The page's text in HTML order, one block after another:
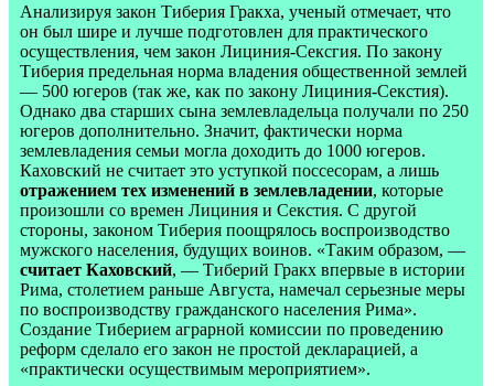
Анализируя закон Тиберия Гракха, ученый отмечает, что
он был шире и лучше подготовлен для практического
осуществления, чем закон Лициния-Сексгия. По закону
Тиберия предельная норма владения общественной землей
— 500 югеров (так же, как по закону Лициния-Секстия).
Однако два старших сына землевладельца получали по 250
югеров дополнительно. Значит, фактически норма
землевладения семьи могла доходить до 1000 югеров.
Каховский не считает это уступкой поссесорам, а лишь
отражением тех изменений в землевладении, которые
произошли со времен Лициния и Секстия. С другой
стороны, законом Тиберия поощрялось воспроизводство
мужского населения, будущих воинов. «Таким образом, —
считает Каховский, — Тиберий Гракх впервые в истории
Рима, столетием раньше Августа, намечал серьезные меры
по воспроизводству гражданского населения Рима».
Создание Тиберием аграрной комиссии по проведению
реформ сделало его закон не простой декларацией, а
«практически осуществимым мероприятием».